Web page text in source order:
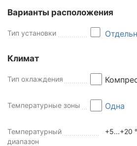
Варианты расположения
Тип установки
Климат
Тип охлаждения
Температурные зоны Одна
Температурный
диапазон
+5...+20